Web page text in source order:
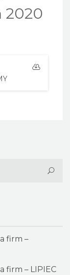
2020
firm –
firm – LIPIEC